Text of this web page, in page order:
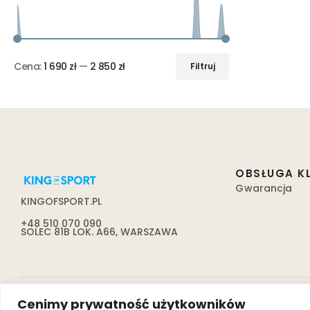
Cenimy prywatność użytkowników
Filtruj
Cena:1 690 zł— 2 850 zł
KINGOFSPORT.PL
+48 510 070 090
SOLEC 81B LOK. A66, WARSZAWA
OBSŁUGA
Gwarancja